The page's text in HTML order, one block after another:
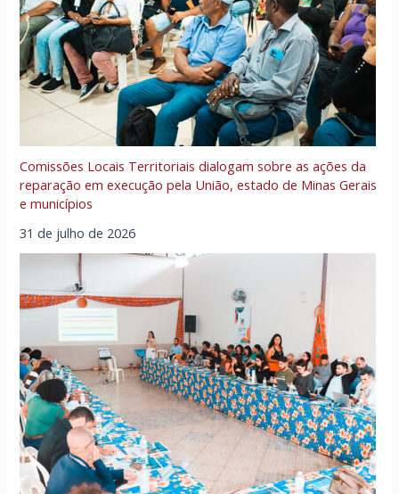
Comissões Locais Territoriais dialogam sobre as ações da
reparação em execução pela União, estado de Minas Gerais
e municípios
31 de julho de 2026